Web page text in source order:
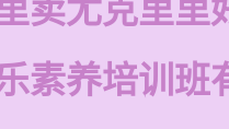
卖尤克里里
素养培训班